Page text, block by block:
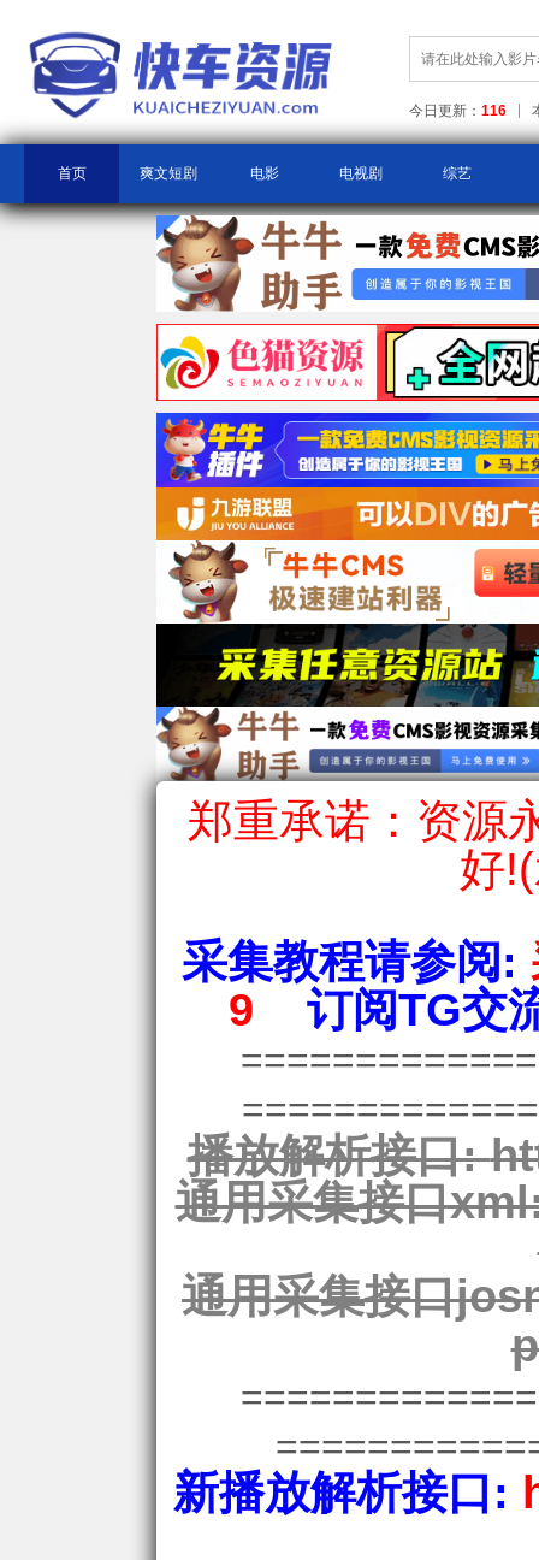
今日更新： 116
首页 爽文短剧 电影 电视剧 综艺
郑重承诺：资源
好
采集教程请参阅:
9
订阅TG交
播放解析接口:
通用采集接口
通用采集接口
新播放解析接口: